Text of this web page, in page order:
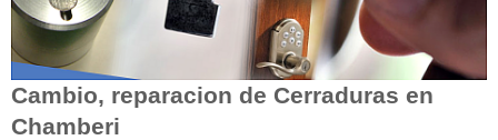
Cambio, reparacion de Cerraduras en
Chamberi